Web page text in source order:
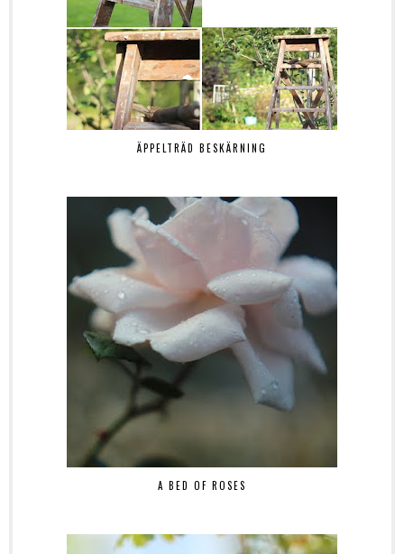
ÄPPELTRÄD BESKÄRNING
A BED OF ROSES